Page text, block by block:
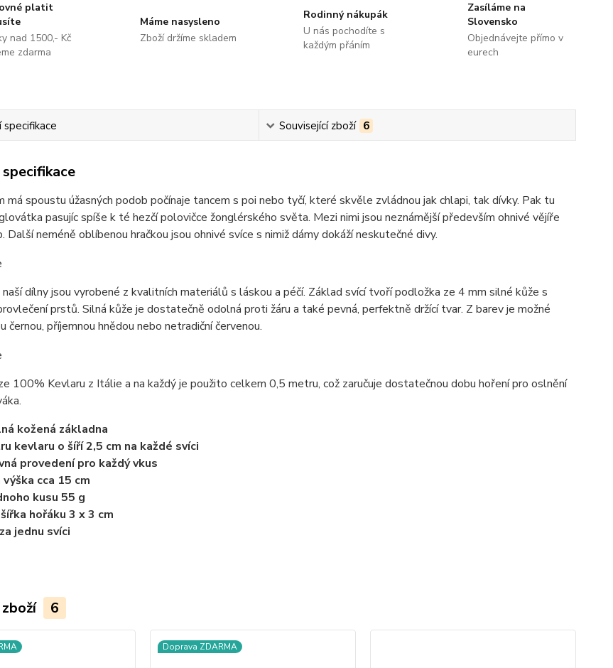
platit
nad 1500,- Kč
zdarma
Máme nasysleno
Zboží držíme skladem
Rodinný nákupák
U nás pochodíte s
každým přáním
Zasíláme na
Slovensko
Objednávejte přímo v
eurech
Související zboží 6
má spoustu úžasných podob počínaje tancem s poi nebo tyčí, které skvěle zvládnou jak chlapi, tak dívky. Pak tu
pasujíc spíše k té hezčí polovičce žonglérského světa. Mezi nimi jsou neznámější především ohnivé vějíře
Další neméně oblíbenou hračkou jsou ohnivé svíce s nimiž dámy dokáží neskutečné divy.
naší dílny jsou vyrobené z kvalitních materiálů s láskou a péčí. Základ svící tvoří podložka ze 4 mm silné kůže s
prstů. Silná kůže je dostatečně odolná proti žáru a také pevná, perfektně držící tvar. Z barev je možné
černou, příjemnou hnědou nebo netradiční červenou.
100% Kevlaru z Itálie a na každý je použito celkem 0,5 metru, což zaručuje dostatečnou dobu hoření pro oslnění
kožená základna
kevlaru o šíří 2,5 cm na každé svíci
provedení pro každý vkus
cca 15 cm
kusu 55 g
hořáku 3 x 3 cm
jednu svíci
6
Doprava ZDARMA